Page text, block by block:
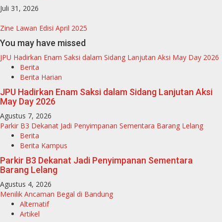
Juli 31, 2026
Zine Lawan Edisi April 2025
You may have missed
JPU Hadirkan Enam Saksi dalam Sidang Lanjutan Aksi May Day 2026
Berita
Berita Harian
JPU Hadirkan Enam Saksi dalam Sidang Lanjutan Aksi
May Day 2026
Agustus 7, 2026
Parkir B3 Dekanat Jadi Penyimpanan Sementara Barang Lelang
Berita
Berita Kampus
Parkir B3 Dekanat Jadi Penyimpanan Sementara
Barang Lelang
Agustus 4, 2026
Menilik Ancaman Begal di Bandung
Alternatif
Artikel